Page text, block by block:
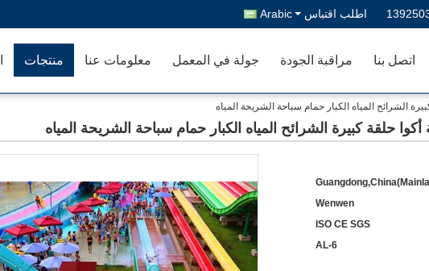
اطلب اقتباس Arabic
منتجات معلومات عنا جولة في المعمل مراقبة الجودة اتصل بنا
الشرائح المياه الكبار حمام سباحة الشريحة المياه
أكوا حلقة كبيرة الشرائح المياه الكبار حمام سباحة الشريحة المياه
Wenwen
ISO CE SGS
AL-6